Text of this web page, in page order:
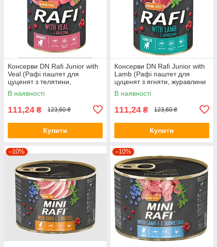
Консерви DN Rafi Junior with
Veal (Рафі паштет для
цуценят з телятини,
журавлини та голубики) 400г.
В наявності
111,24 ₴ 123,60 ₴
Купити
Консерви DN Rafi Junior with
Lamb (Рафі паштет для
цуценят з ягняти, журавлини
та голубики) 400г.
В наявності
111,24 ₴ 123,60 ₴
Купити
–10% –10%